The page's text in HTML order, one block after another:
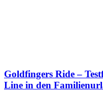
Goldfingers Ride –
Line in den